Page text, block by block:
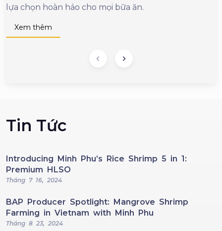
lựa chọn hoàn hảo cho mọi bữa ăn.
Xem thêm
Tin Tức
Introducing Minh Phu’s Rice Shrimp 5 in 1:
Premium HLSO
Tháng 7 16, 2024
BAP Producer Spotlight: Mangrove Shrimp
Farming in Vietnam with Minh Phu
Tháng 8 23, 2024